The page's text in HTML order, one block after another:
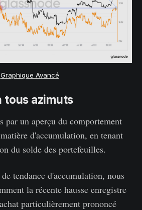
Graphique Avancé
tous azimuts
par un aperçu du comportement
d'accumulation, en tenant
du solde des portefeuilles.
tendance d'accumulation, nous
la récente hausse enregistre
particulièrement prononcé